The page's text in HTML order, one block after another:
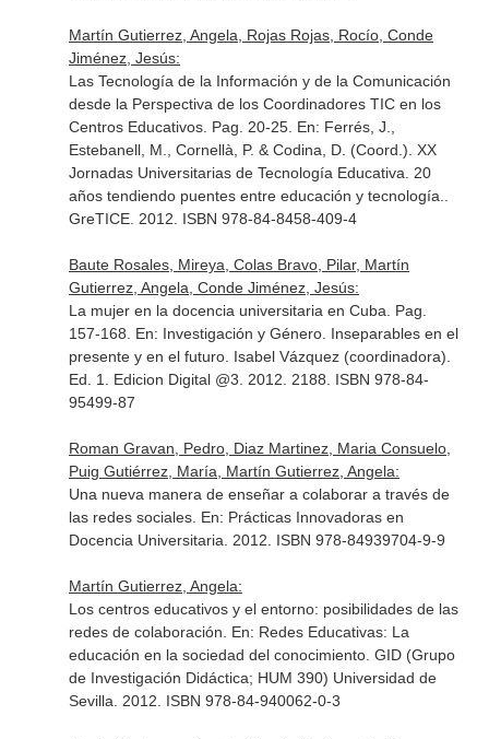
Martín Gutierrez, Angela, Rojas Rojas, Rocío, Conde
Jiménez, Jesús:
Las Tecnología de la Información y de la Comunicación
desde la Perspectiva de los Coordinadores TIC en los
Centros Educativos. Pag. 20-25. En: Ferrés, J.,
Estebanell, M., Cornellà, P. & Codina, D. (Coord.). XX
Jornadas Universitarias de Tecnología Educativa. 20
años tendiendo puentes entre educación y tecnología.
GreTICE. 2012. ISBN 978-84-8458-409-4
Baute Rosales, Mireya, Colas Bravo, Pilar, Martín
Gutierrez, Angela, Conde Jiménez, Jesús:
La mujer en la docencia universitaria en Cuba. Pag.
157-168. En: Investigación y Género. Inseparables en el
presente y en el futuro. Isabel Vázquez (coordinadora)
Ed. 1. Edicion Digital @3. 2012. 2188. ISBN 978-84-
95499-87
Roman Gravan, Pedro, Diaz Martinez, Maria Consuelo,
Puig Gutiérrez, María, Martín Gutierrez, Angela:
Una nueva manera de enseñar a colaborar a través de
las redes sociales. En: Prácticas Innovadoras en
Docencia Universitaria . 2012. ISBN 978-84939704-9-9
Martín Gutierrez, Angela:
Los centros educativos y el entorno: posibilidades de las
redes de colaboración. En: Redes Educativas: La
educación en la sociedad del conocimiento. GID (Grupo
de Investigación Didáctica; HUM 390) Universidad de
Sevilla. 2012. ISBN 978-84-940062-0-3